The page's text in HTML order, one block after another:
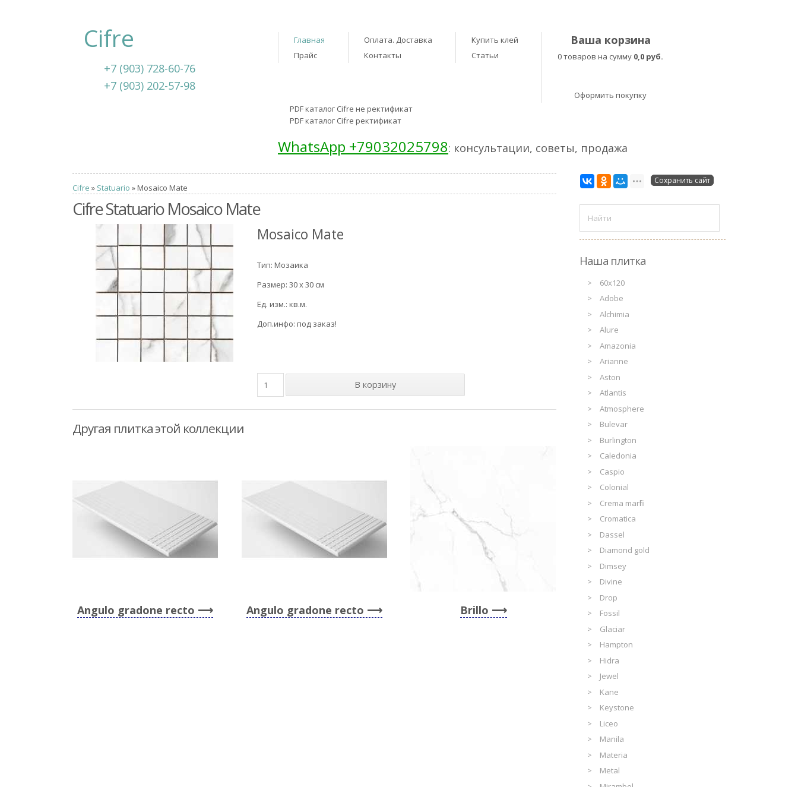
Cifre
+7 (903) 728-60-76
+7 (903) 202-57-98
Главная
Прайс
Оплата. Доставка
Контакты
Купить клей
Статьи
Ваша корзина
0 товаров на сумму 0,0 руб.
Оформить покупку
PDF каталог Cifre не ректификат
PDF каталог Cifre ректификат
WhatsApp +79032025798: консультации, советы, продажа
Cifre » Statuario » Mosaico Mate
Cifre Statuario Mosaico Mate
Mosaico Mate
Тип: Мозаика
Размер: 30 x 30 см
Ед. изм.: кв.м.
Доп.инфо: под заказ!
Другая плитка этой коллекции
Angulo gradone recto Angulo gradone recto Brillo
Сохранить сайт
Наша плитка
60x120
Adobe
Alchimia
Alure
Amazonia
Arianne
Aston
Atlantis
Atmosphere
Bulevar
Burlington
Caledonia
Caspio
Colonial
Crema marfil
Cromatica
Dassel
Diamond gold
Dimsey
Divine
Drop
Fossil
Glaciar
Hampton
Hidra
Jewel
Kane
Keystone
Liceo
Manila
Materia
Metal